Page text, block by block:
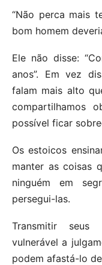
“Não perca mais
bom homem
Ele não disse:
anos”. Em vez
falam mais alto
compartilhamos
possível ficar
Os estoicos
manter as coisas
ninguém em
persegui-las.
Transmitir
vulnerável a
podem afastá-lo